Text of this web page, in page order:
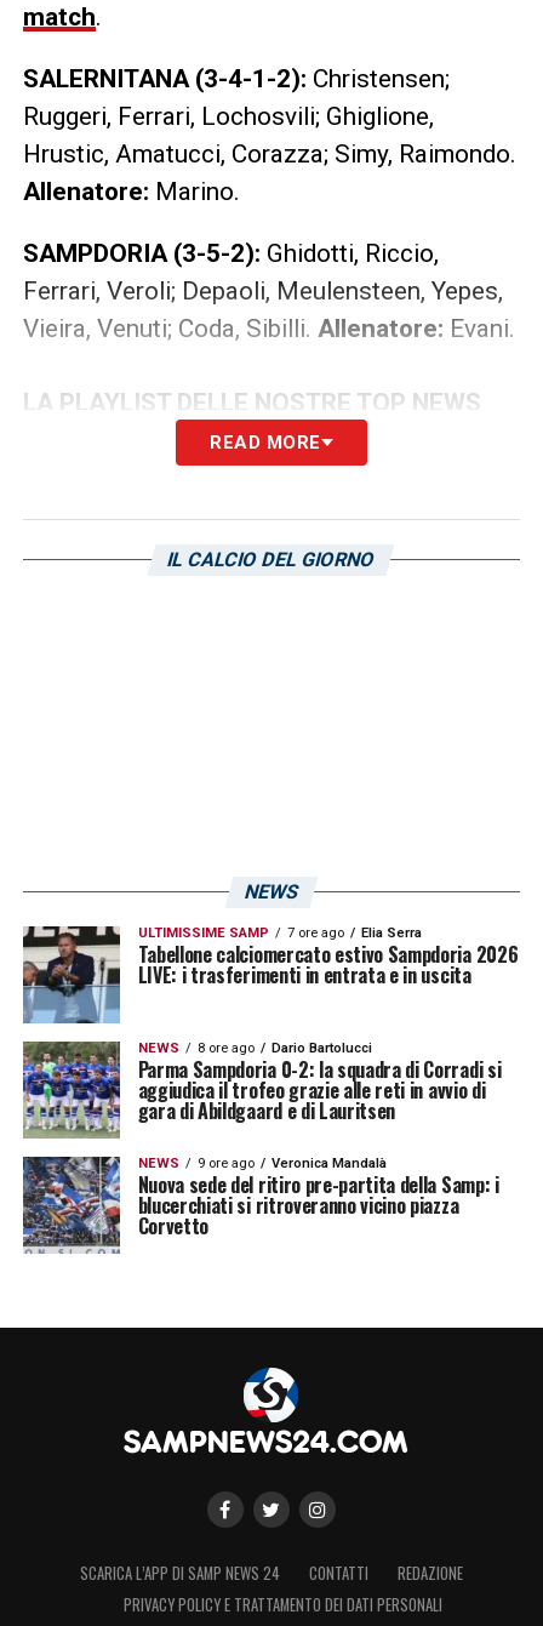
match.
SALERNITANA (3-4-1-2): Christensen;
Ruggeri, Ferrari, Lochosvili; Ghiglione,
Hrustic, Amatucci, Corazza; Simy, Raimondo.
Allenatore: Marino.
SAMPDORIA (3-5-2): Ghidotti, Riccio,
Ferrari, Veroli; Depaoli, Meulensteen, Yepes,
Vieira, Venuti; Coda, Sibilli. Allenatore: Evani.
LA PLAYLIST DELLE NOSTRE TOP NEWS
READ MORE
IL CALCIO DEL GIORNO
NEWS
ULTIMISSIME SAMP 7 ore ago Elia Serra
Tabellone calciomercato estivo Sampdoria 2026
LIVE: i trasferimenti in entrata e in uscita
NEWS 8 ore ago Dario Bartolucci
Parma Sampdoria 0-2: la squadra di Corradi si
aggiudica il trofeo grazie alle reti in avvio di
gara di Abildgaard e di Lauritsen
NEWS 9 ore ago Veronica Mandalà
Nuova sede del ritiro pre-partita della Samp: i
blucerchiati si ritroveranno vicino piazza
Corvetto
SCARICA L’APP DI SAMP NEWS 24 CONTATTI
REDAZIONE
PRIVACY POLICY E TRATTAMENTO DEI DATI PERSONALI